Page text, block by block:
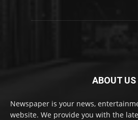
ABOUT US
Newspaper is your news,
website. We provide you with the